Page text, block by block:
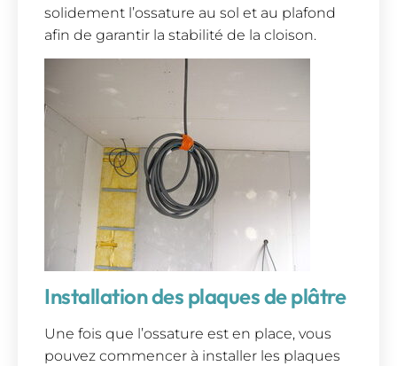
solidement l’ossature au sol et au plafond
afin de garantir la stabilité de la cloison.
Installation des plaques de plâtre
Une fois que l’ossature est en place, vous
pouvez commencer à installer les plaques